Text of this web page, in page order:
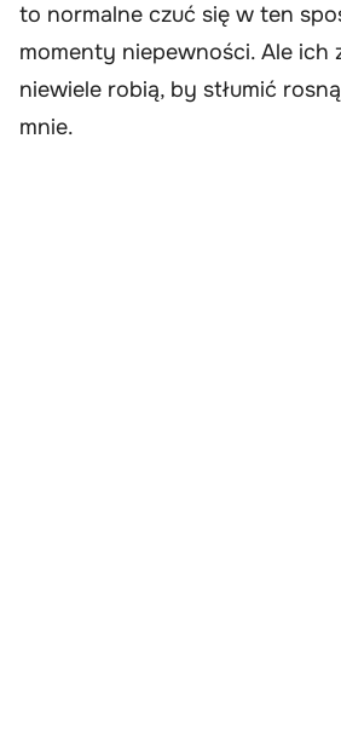
to normalne czuć się w ten
momenty niepewności. Ale ich
niewiele robią, by stłumić
mnie.